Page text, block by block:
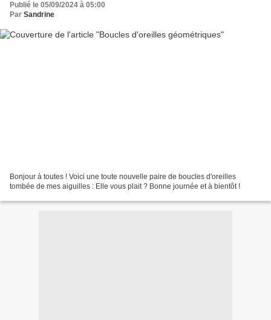
Publié le 05/09/2024 à 05:00
Par Sandrine
Bonjour à toutes ! Voici une toute nouvelle paire de boucles d'oreilles
tombée de mes aiguilles : Elle vous plait ? Bonne journée et à bientôt !